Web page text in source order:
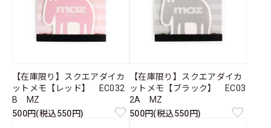
【在庫限り】スクエアダイカ
ットメモ【レッド】 EC032
B MZ
500円(税込550円)
【在庫限り】スクエアダイカ
ットメモ【ブラック】 EC03
2A MZ
500円(税込550円)